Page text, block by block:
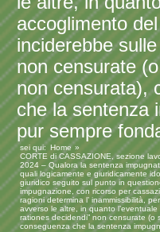
accoglimento
inciderebbe
non censurate
non censurata),
che la sentenza
pur sempre
sei qui:
Home
CORTE di CASSAZIONE, sezione
2024 – Qualora la sentenza
quali logicamente e giuridicamente
giuridico seguito sul punto in
impugnazione, con ricorso per
ragioni determina l’ inammissibilità,
avverso le altre, in quanto
rationes decidendi” non censurate (o
conseguenza che la sentenza